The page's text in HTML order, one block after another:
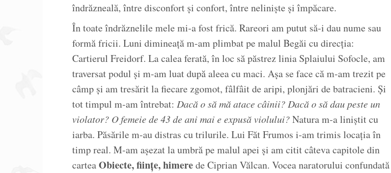
îndrăzneală, între disconfort și confort, între neliniște și împăcare.
În toate îndrăznelile mele mi-a fost frică. Rareori am putut să-i dau nume sau
formă fricii. Luni dimineață m-am plimbat pe malul Begăi cu direcția:
Cartierul Freidorf. La calea ferată, în loc să păstrez linia Splaiului Sofocle, am
traversat podul și m-am luat după aleea cu maci. Așa se face că m-am trezit pe
câmp și am tresărit la fiecare zgomot, fâlfâit de aripi, plonjări de batracieni. Și
tot timpul m-am întrebat: Dacă o să mă atace câinii? Dacă o să dau peste un
violator? O femeie de 43 de ani mai e expusă violului?Natura m-a liniștit cu
iarba. Păsările m-au distras cu trilurile. Lui Făt Frumos i-am trimis locația în
timp real. M-am așezat la umbră pe malul apei și am citit câteva capitole din
carteaObiecte, ființe, himerede Ciprian Vălcan. Vocea naratorului confundată